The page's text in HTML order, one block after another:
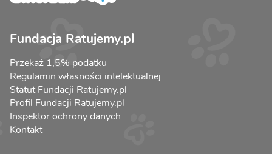
Fundacja Ratujemy.pl
Przekaż 1,5% podatku
Regulamin własności intelektualnej
Statut Fundacji Ratujemy.pl
Profil Fundacji Ratujemy.pl
Inspektor ochrony danych
Kontakt